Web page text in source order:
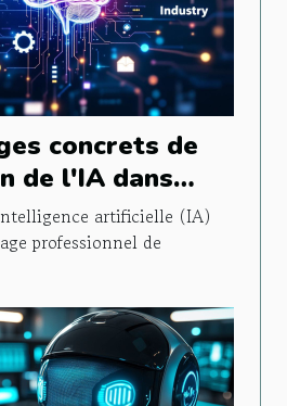
concrets de
de l'IA dans
d'activité
artificielle (IA)
professionnel de